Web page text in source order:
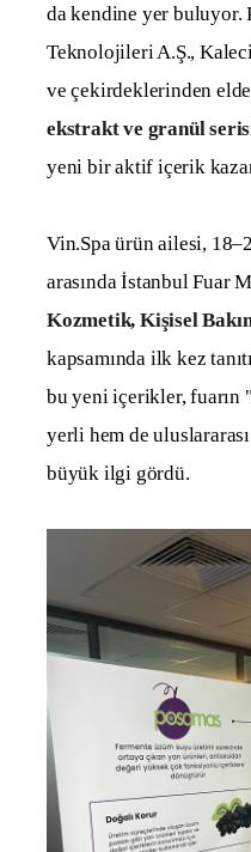
da kendine yer buluyor.
Teknolojileri A.Ş.,
ve çekirdeklerinden
ekstrakt ve granül
yeni bir aktif içerik
Vin.Spa ürün ailesi,
arasında İstanbul Fuar
Kozmetik, Kişisel
kapsamında ilk kez
bu yeni içerikler, fuarın
yerli hem de
büyük ilgi gördü.